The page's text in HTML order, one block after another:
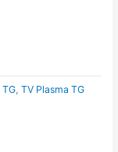
TG ,TV Plasma TG